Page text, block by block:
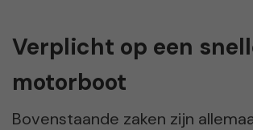
Verplicht op een
motorboot
Bovenstaande zaken zijn